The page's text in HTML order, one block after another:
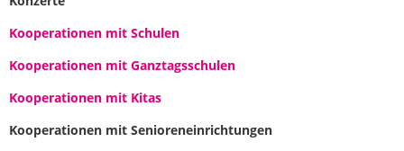
Kooperationen mit Schulen
Kooperationen mit Ganztagsschulen
Kooperationen mit Kitas
Kooperationen mit Senioreneinrichtungen